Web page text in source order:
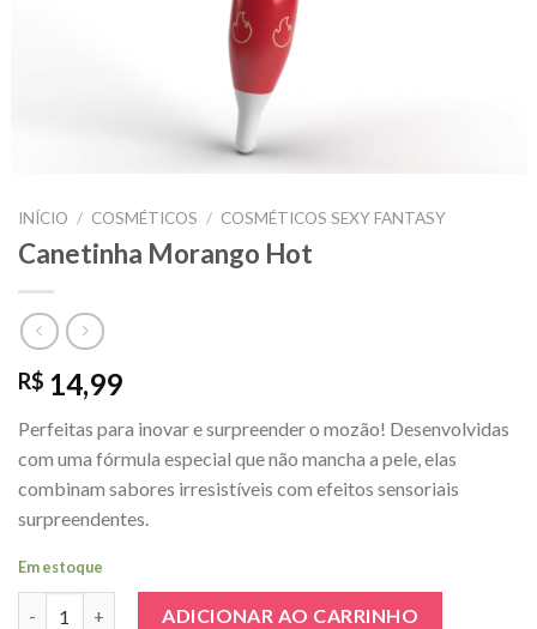
INÍCIO / COSMÉTICOS / COSMÉTICOS SEXY FANTASY
Canetinha Morango Hot
R$ 14,99
Perfeitas para inovar e surpreender o mozão! Desenvolvidas
com uma fórmula especial que não mancha a pele, elas
combinam sabores irresistíveis com efeitos sensoriais
surpreendentes.
Em estoque
ADICIONAR AO CARRINHO